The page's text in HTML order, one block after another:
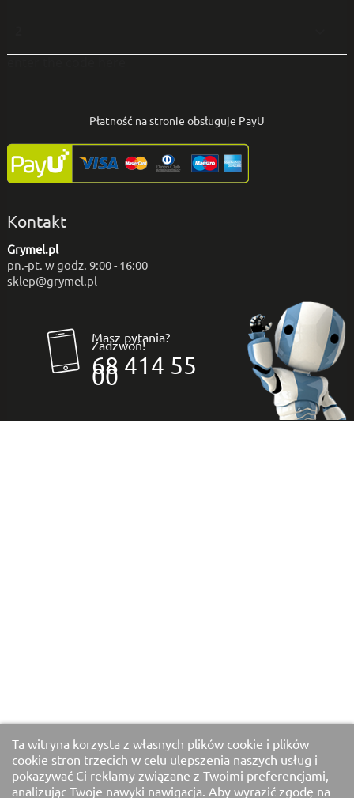
Ta witryna korzysta z własnych plików cookie i plików
cookie stron trzecich w celu ulepszenia naszych usług i
pokazywać Ci reklamy związane z Twoimi preferencjami,
analizując Twoje nawyki nawigacja. Aby wyrazić zgodę na
Płatność na stronie obsługuje PayU
Kontakt
Grymel.pl
pn.-pt. w godz. 9:00 - 16:00
sklep@grymel.pl
Masz pytania?
Zadzwoń!
68 414 55
00